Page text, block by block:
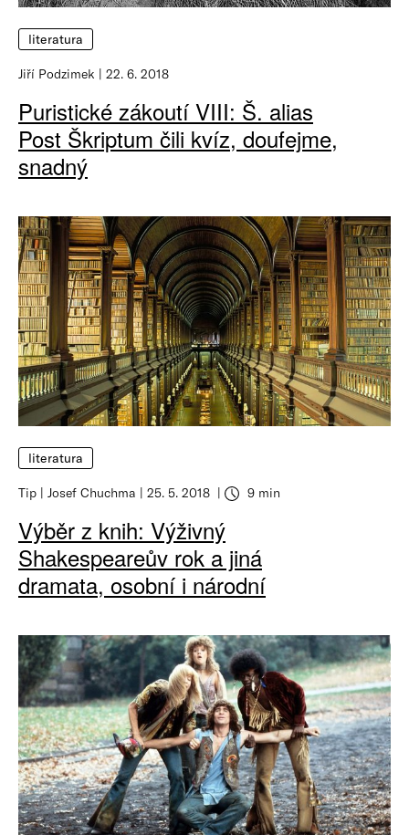
literatura
Jiří Podzimek 22. 6. 2018
Puristické zákoutí VIII: Š. alias
Post Škriptum čili kvíz, doufejme,
snadný
literatura
Tip Josef Chuchma 25. 5. 2018 9 min
Výběr z knih: Výživný
Shakespeareův rok a jiná
dramata, osobní i národní